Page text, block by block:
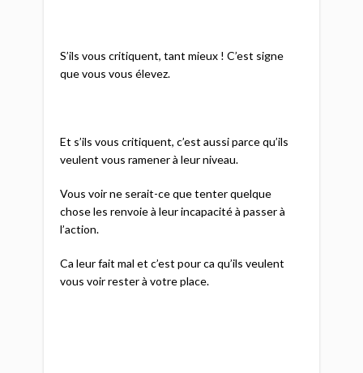
S’ils vous critiquent, tant mieux ! C’est signe
que vous vous élevez.
Et s’ils vous critiquent, c’est aussi parce qu’ils
veulent vous ramener à leur niveau.
Vous voir ne serait-ce que tenter quelque
chose les renvoie à leur incapacité à passer à
l’action.
Ca leur fait mal et c’est pour ca qu’ils veulent
vous voir rester à votre place.